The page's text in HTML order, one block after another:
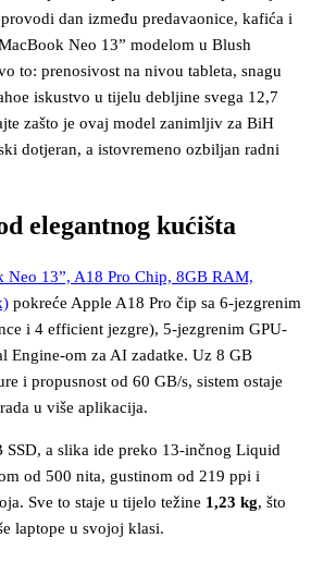
dan između predavaonice, kafića i
Neo 13” modelom u Blush
to: prenosivost na nivou tableta, snagu
iskustvo u tijelu debljine svega 12,7
zašto je ovaj model zanimljiv za BiH
dotjeran, a istovremeno ozbiljan radni
elegantnog kućišta
Neo 13”, A18 Pro Chip, 8GB RAM,
pokreće Apple A18 Pro čip sa 6-jezgrenim
i 4 efficient jezgre), 5-jezgrenim GPU-
Engine-om za AI zadatke. Uz 8 GB
i propusnost od 60 GB/s, sistem ostaje
u više aplikacija.
SSD, a slika ide preko 13-inčnog Liquid
od 500 nita, gustinom od 219 ppi i
Sve to staje u tijelo težine 1,23 kg, što
laptope u svojoj klasi.